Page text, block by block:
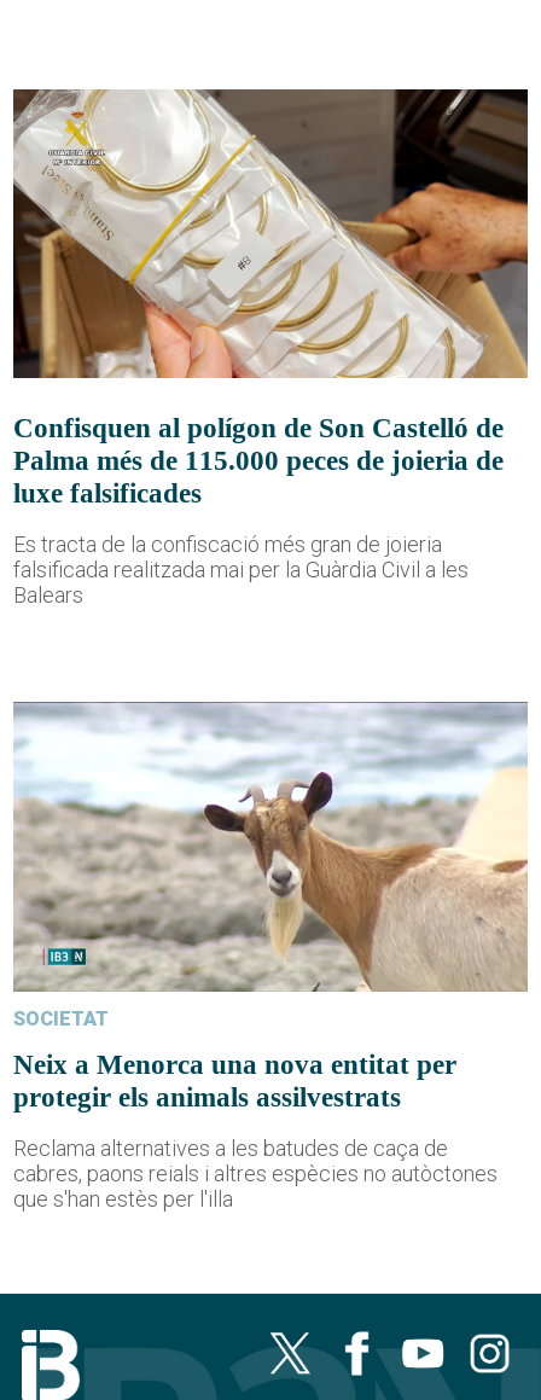
Confisquen al polígon de Son Castelló de
Palma més de 115.000 peces de joieria de
luxe falsificades
Es tracta de la confiscació més gran de joieria
falsificada realitzada mai per la Guàrdia Civil a les
Balears
SOCIETAT
Neix a Menorca una nova entitat per
protegir els animals assilvestrats
Reclama alternatives a les batudes de caça de
cabres, paons reials i altres espècies no autòctones
que s'han estès per l'illa